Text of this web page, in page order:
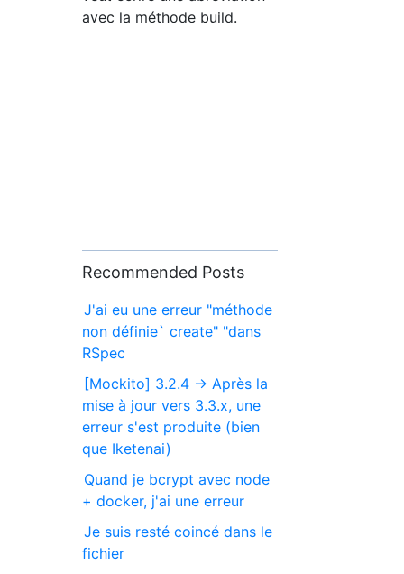
avec la méthode build.
Recommended Posts
J'ai eu une erreur "méthode
non définie` create" "dans
RSpec
[Mockito] 3.2.4 → Après la
mise à jour vers 3.3.x, une
erreur s'est produite (bien
que Iketenai)
Quand je bcrypt avec node
+ docker, j'ai une erreur
Je suis resté coincé dans le
fichier